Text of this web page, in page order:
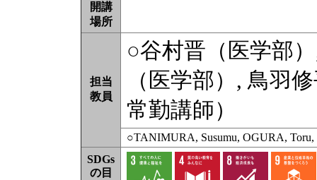
開講
場所
担当
教員
○谷村晋（医学部
（医学部）, 鳥羽
常勤講師）
○TANIMURA, Susumu, OGURA,
SDGs
の目